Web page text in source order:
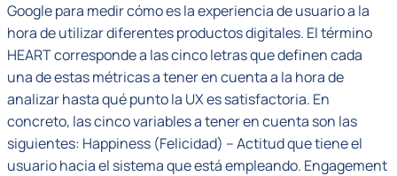
Google para medir cómo es la experiencia de usuario a la
hora de utilizar diferentes productos digitales. El término
HEART corresponde a las cinco letras que definen cada
una de estas métricas a tener en cuenta a la hora de
analizar hasta qué punto la UX es satisfactoria. En
concreto, las cinco variables a tener en cuenta son las
siguientes: Happiness (Felicidad) – Actitud que tiene el
usuario hacia el sistema que está empleando. Engagement